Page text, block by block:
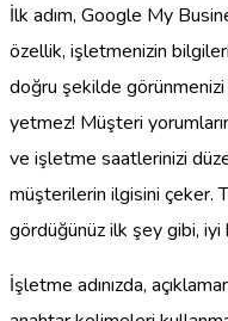
İlk adım, Google My
özellik, işletmenizin
doğru şekilde
yetmez! Müşteri
ve işletme saatlerinizi
müşterilerin ilgisini çeker.
gördüğünüz ilk şey gibi,
İşletme adınızda,